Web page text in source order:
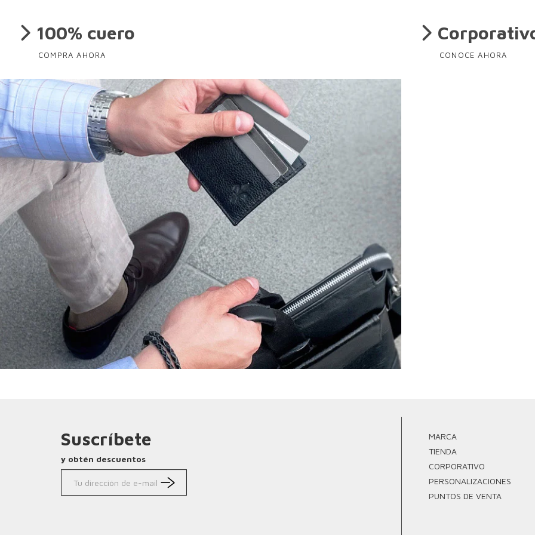
100% cuero
COMPRA AHORA CONOCE AHORA
Suscríbete
y obtén descuentos
MARCA
TIENDA
CORPORATIVO
PERSONALIZACIONES
PUNTOS DE VENTA